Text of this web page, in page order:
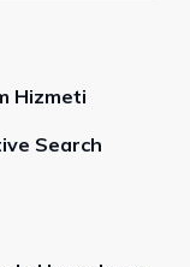
Hizmeti
Search